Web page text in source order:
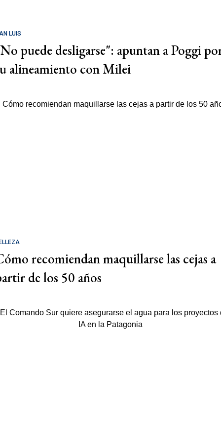
LUIS
puede desligarse": apuntan a Poggi
alineamiento con Milei
recomiendan maquillarse las cejas a
de los 50 años